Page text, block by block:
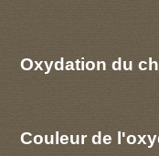
Oxydation du
Couleur de